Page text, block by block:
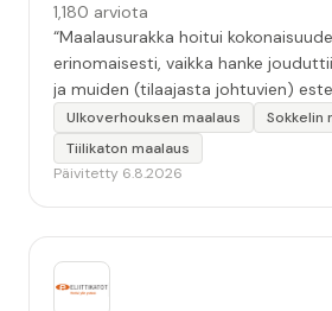
1,180 arviota
“Maalausurakka hoitui
erinomaisesti, vaikka hanke
ja muiden (tilaajasta johtuvien)
keskeyttämään n. 3 viikoksi.
hyvä, yhteydenpito erinomaista,
huolellisesti. Suosittelen.
Ulkoverhouksen maalaus
Sokkelin
Tiilikaton maalaus
Päivitetty 6.8.2026